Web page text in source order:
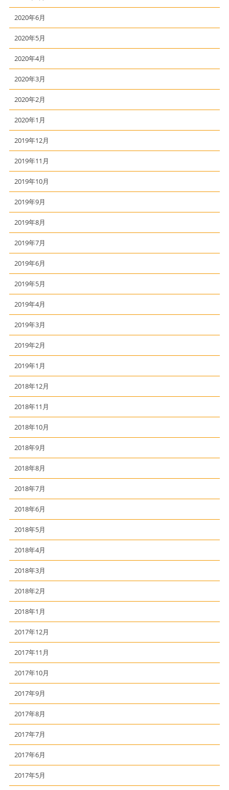
2020年6月
2020年5月
2020年4月
2020年3月
2020年2月
2020年1月
2019年12月
2019年11月
2019年10月
2019年9月
2019年8月
2019年7月
2019年6月
2019年5月
2019年4月
2019年3月
2019年2月
2019年1月
2018年12月
2018年11月
2018年10月
2018年9月
2018年8月
2018年7月
2018年6月
2018年5月
2018年4月
2018年3月
2018年2月
2018年1月
2017年12月
2017年11月
2017年10月
2017年9月
2017年8月
2017年7月
2017年6月
2017年5月